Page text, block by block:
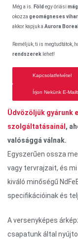
Még a is. Föld egy óriási
okozzageomágneses
akkor kapjuk aAurora
Reméljük, ti is megtudtátok,
rendszerek lehet!
Kapcsolatfelvétel
Írjon Nekünk E-Mailt
Üdvözöljük gyárunk
szolgáltatásainál ,
valósággá válnak.
Egyszerűen ossza
vagy tervrajzait, és
kiváló minőségű
specifikációinak és
A versenyképes
csapatunk által